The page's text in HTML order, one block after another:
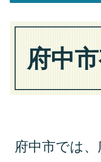
府中
府中市では